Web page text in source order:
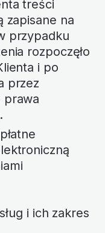
treści
zapisane na
przypadku
rozpoczęło
i po
przez
prawa
i ich zakres